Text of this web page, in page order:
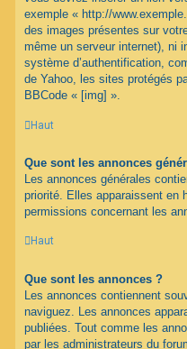
exemple « http://
des images présentes sur
même un serveur internet), ni
système d’authentification,
de Yahoo, les sites protégés
BBCode « [img] ».
Haut
Que sont les annonces
Les annonces générales
priorité. Elles apparaissent en
permissions concernant les
Haut
Que sont les annonces ?
Les annonces contiennent
naviguez. Les annonces
publiées. Tout comme les
par les administrateurs du